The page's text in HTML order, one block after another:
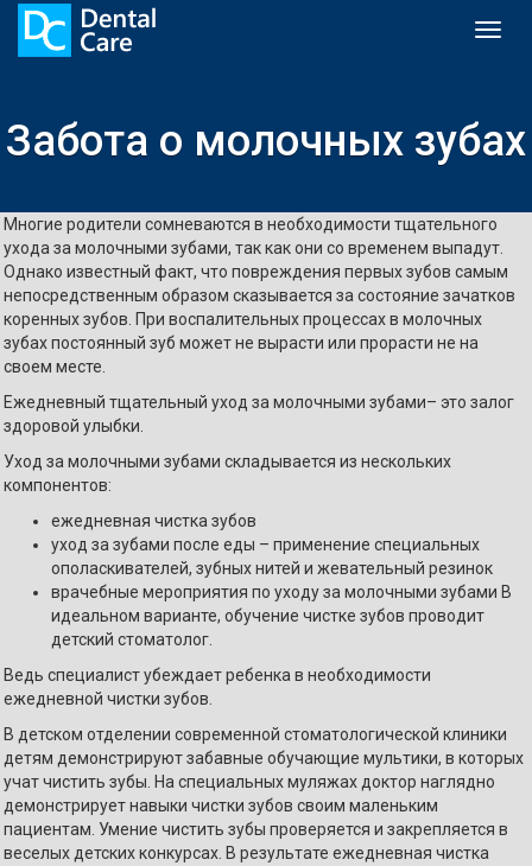
Забота о молочных зубах
Многие родители сомневаются в необходимости тщательного
ухода за молочными зубами, так как они со временем выпадут.
Однако известный факт, что повреждения первых зубов самым
непосредственным образом сказывается за состояние зачатков
коренных зубов. При воспалительных процессах в молочных
зубах постоянный зуб может не вырасти или прорасти не на
своем месте.
Ежедневный тщательный уход за молочными зубами– это залог
здоровой улыбки.
Уход за молочными зубами складывается из нескольких
компонентов:
ежедневная чистка зубов
уход за зубами после еды – применение специальных
ополаскивателей, зубных нитей и жевательный резинок
врачебные мероприятия по уходу за молочными зубами В
идеальном варианте, обучение чистке зубов проводит
детский стоматолог.
Ведь специалист убеждает ребенка в необходимости
ежедневной чистки зубов.
В детском отделении современной стоматологической клиники
детям демонстрируют забавные обучающие мультики, в которых
учат чистить зубы. На специальных муляжах доктор наглядно
демонстрирует навыки чистки зубов своим маленьким
пациентам. Умение чистить зубы проверяется и закрепляется в
веселых детских конкурсах. В результате ежедневная чистка